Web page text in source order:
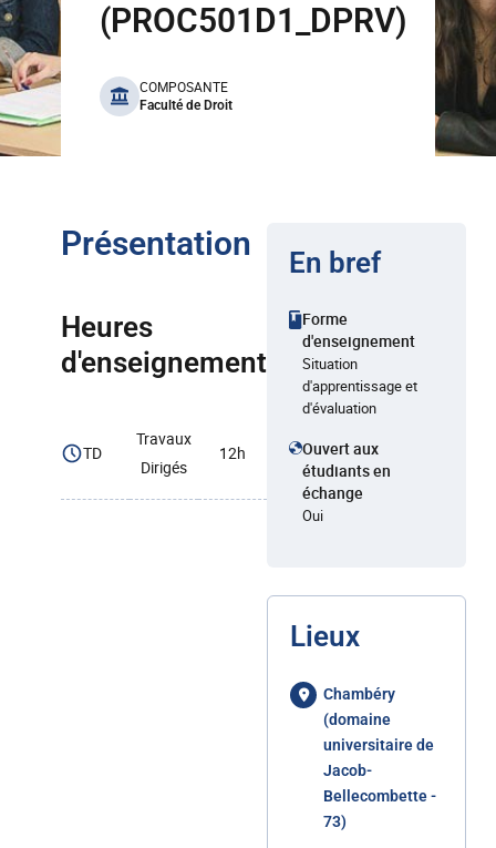
(PROC501D1_DPRV)
benefits
COMPOSANTE
Faculté de Droit
Présentation
Heures
d'enseignement
TD
Travaux
Dirigés
12h
En bref
Forme
d'enseignement
Situation
d'apprentissage et
d'évaluation
Ouvert aux
étudiants en
échange
Oui
Lieux
Chambéry
(domaine
universitaire de
Jacob-
Bellecombette -
73)